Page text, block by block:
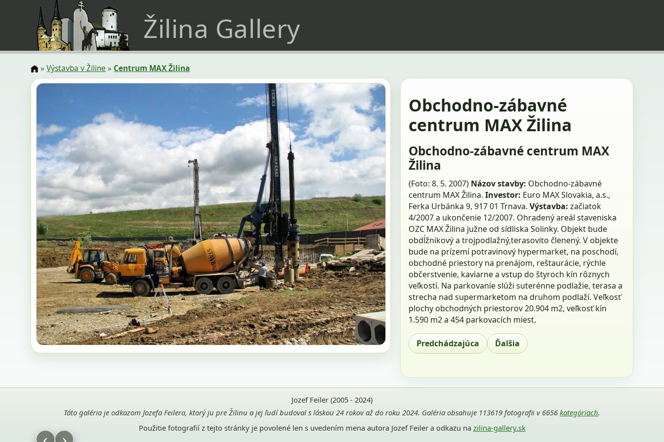
Žilina Gallery
»Výstavba v Žiline » Centrum MAX Žilina
Obchodno-zábavné
centrum MAX Žilina
Obchodno-zábavné centrum MAX
Žilina
(Foto: 8. 5. 2007) Názov stavby: Obchodno-zábavné
centrum MAX Žilina. Investor: Euro MAX Slovakia, a.s.,
Ferka Urbánka 9, 917 01 Trnava. Výstavba: začiatok
4/2007 a ukončenie 12/2007. Ohradený areál staveniska
OZC MAX Žilina južne od sídliska Solinky. Objekt bude
obdĺžnikový a trojpodlažný,terasovito členený. V objekte
bude na prízemí potravinový hypermarket, na poschodí,
obchodné priestory na prenájom, reštaurácie, rýchle
občerstvenie, kaviarne a vstup do štyroch kín rôznych
veľkostí. Na parkovanie slúži suterénne podlažie, terasa a
strecha nad supermarketom na druhom podlaží. Veľkosť
plochy obchodných priestorov 20.904 m2, veľkosť kín
1.590 m2 a 454 parkovacích miest.
Predchádzajúca Ďalšia
Jozef Feiler (2005 - 2024)
Táto galéria je odkazom Jozefa Feilera, ktorý ju pre Žilinu a jej ľudí budoval s láskou 24 rokov až do roku 2024. Galéria obsahuje 113619 fotografii v 6656 kategóriach.
Použitie fotografií z tejto stránky je povolené len s uvedením mena autora Jozef Feiler a odkazu na zilina-gallery.sk